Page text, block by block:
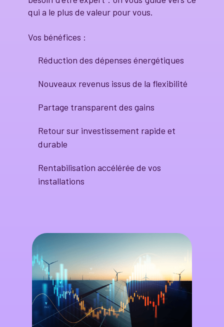
qui a le plus de valeur pour vous.
Vos bénéfices :
Réduction des dépenses énergétiques
Nouveaux revenus issus de la flexibilité
Partage transparent des gains
Retour sur investissement rapide et
durable
Rentabilisation accélérée de vos
installations